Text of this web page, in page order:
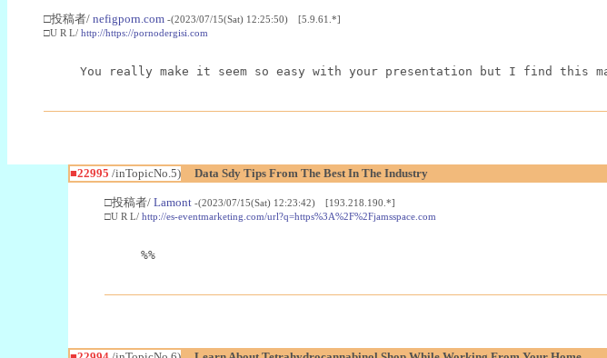
□投稿者/ nefigporn.com -(2023/07/15(Sat) 12:25:50) [5.9.61.*]
□U R L/ http://https://pornodergisi.com
You really make it seem so easy with your presentation but I find
■22995 /inTopicNo.5) Data Sdy Tips From The Best In The Industry
□投稿者/ Lamont -(2023/07/15(Sat) 12:23:42) [193.218.190.*]
□U R L/ http://es-eventmarketing.com/url?q=https%3A%2F%2Fjamsspace.com
%%